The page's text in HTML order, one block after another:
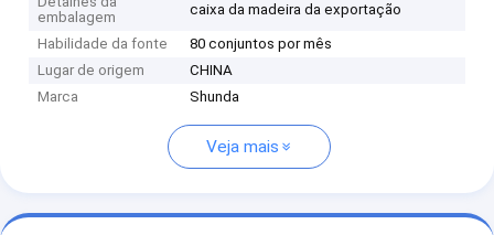
embalagem
caixa da madeira da exportação
Habilidade da fonte
80 conjuntos por mês
Lugar de origem
CHINA
Marca
Shunda
Veja mais